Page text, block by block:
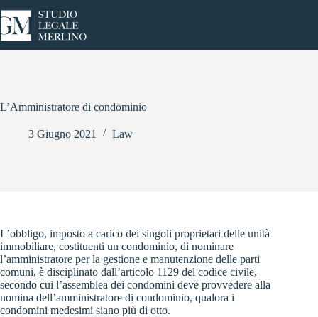
al
contenuto
L’Amministratore di condominio
3 Giugno 2021 Law
L’obbligo, imposto a carico dei singoli proprietari delle unità
immobiliare, costituenti un condominio, di nominare
l’amministratore per la gestione e manutenzione delle parti
comuni, è disciplinato dall’articolo 1129 del codice civile,
secondo cui l’assemblea dei condomini deve provvedere alla
nomina dell’amministratore di condominio, qualora i
condomini medesimi siano più di otto.